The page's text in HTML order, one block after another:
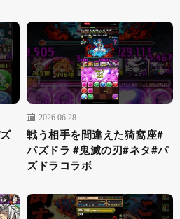
2026.06.28
戦う相手を間違えた猗窩座#
パズドラ #鬼滅の刃#ネタ#パ
ズドラコラボ